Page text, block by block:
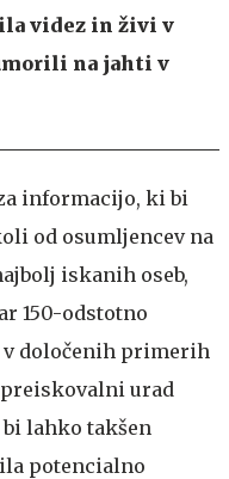
videz in živi v
na jahti v
informacijo, ki bi
od osumljencev na
iskanih oseb,
150-odstotno
v določenih primerih
urad
lahko takšen
potencialno